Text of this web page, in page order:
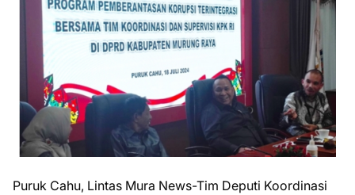
Puruk Cahu, Lintas Mura News-Tim Deputi Koordinasi